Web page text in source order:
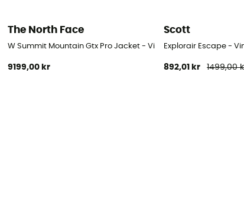
The North Face
W Summit Mountain Gtx Pro Jacket - Vindjacka - Dam
9199,00 kr
Scott
Explorair Escape -
892,01 kr 1499,00